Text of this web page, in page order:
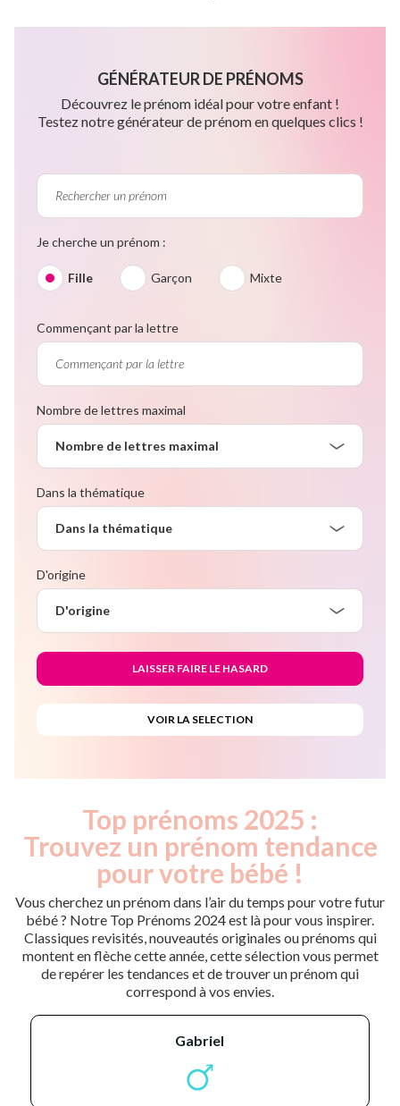
GÉNÉRATEUR DE PRÉNOMS
Découvrez le prénom idéal pour votre enfant !
Testez notre générateur de prénom en quelques clics !
Je cherche un prénom :
Fille Garçon Mixte
Commençant par la lettre
Nombre de lettres maximal
Nombre de lettres maximal
Dans la thématique
Dans la thématique
D'origine
D'origine
Top prénoms 2025 :
Trouvez un prénom tendance
pour votre bébé !
Vous cherchez un prénom dans l’air du temps pour votre futur
bébé ? Notre Top Prénoms 2024 est là pour vous inspirer.
Classiques revisités, nouveautés originales ou prénoms qui
montent en flèche cette année, cette sélection vous permet
de repérer les tendances et de trouver un prénom qui
correspond à vos envies.
gabriel